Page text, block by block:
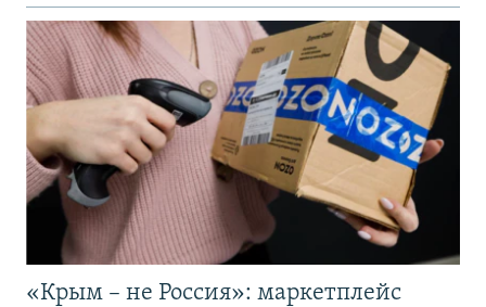
«Крым – не Россия»: маркетплейс